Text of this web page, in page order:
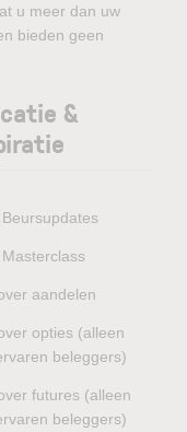
u meer dan uw
bieden geen
&
Beursupdates
Masterclass
aandelen
opties (alleen
beleggers)
futures (alleen
beleggers)